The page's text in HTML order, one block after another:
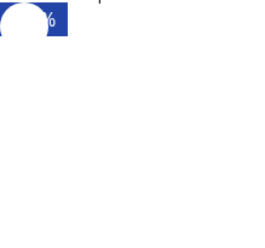
-24%